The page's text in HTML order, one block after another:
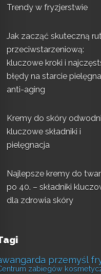
Trendy w fryzjerstwie
Jak zacząć skuteczną
przeciwstarzeniową:
kluczowe kroki i
błędy na starcie
anti-aging
Kremy do skóry
kluczowe składniki i
pielęgnacja
Najlepsze kremy do
po 40. – składniki
dla zdrowia skóry
przemyśl
zabiegów